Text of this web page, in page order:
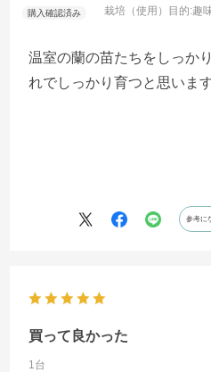
栽培（使用）目的:趣
温室の蘭の苗たちをしっか
れでしっかり育つと思います
参考に
買って良かった
1台